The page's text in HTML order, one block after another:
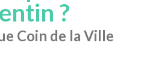
?
Coin de la Ville